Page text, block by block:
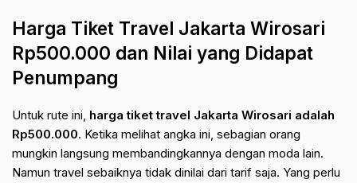
Harga Tiket Travel Jakarta Wirosari
Rp500.000 dan Nilai yang Didapat
Penumpang
Untuk rute ini, harga tiket travel Jakarta Wirosari adalah
Rp500.000. Ketika melihat angka ini, sebagian orang
mungkin langsung membandingkannya dengan moda lain.
Namun travel sebaiknya tidak dinilai dari tarif saja. Yang perlu